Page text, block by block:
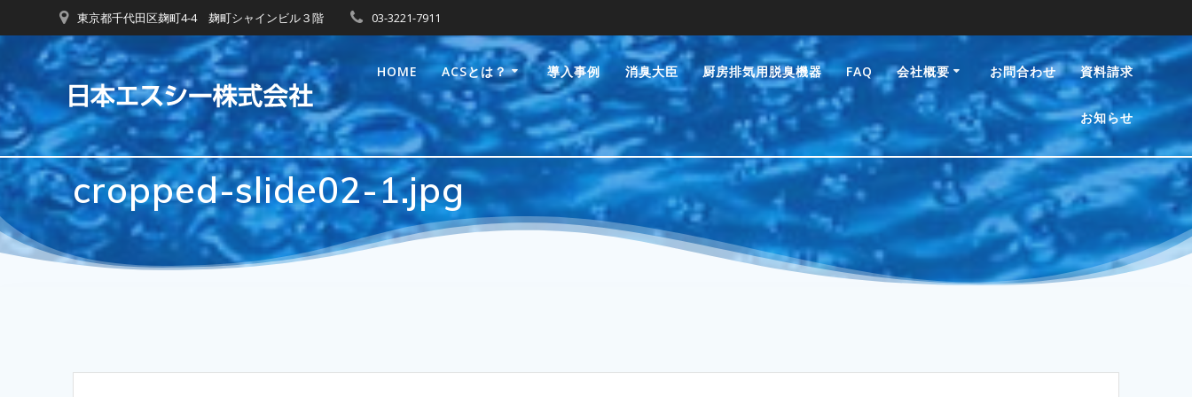
ン
ツ
へ
ス
キ
ッ
プ
東京都千代田区麹町4-4 麹町シャインビル３階 03-3221-7911
HOME ACSとは？ 導入事例 消臭大臣 厨房排気用脱臭機器 FAQ 会社概要 お問合わせ 資料請求
お知らせ
cropped-slide02-1.jpg